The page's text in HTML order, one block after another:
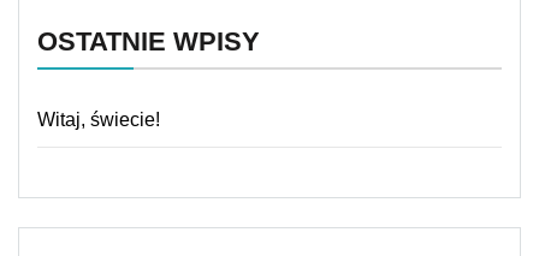
OSTATNIE WPISY
Witaj, świecie!